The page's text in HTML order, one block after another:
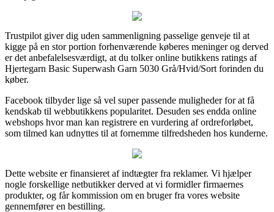
Trustpilot giver dig uden sammenligning passelige genveje til at
kigge på en stor portion forhenværende køberes meninger og derved
er det anbefalelsesværdigt, at du tolker online butikkens ratings af
Hjertegarn Basic Superwash Garn 5030 Grå/Hvid/Sort forinden du
køber.
Facebook tilbyder lige så vel super passende muligheder for at få
kendskab til webbutikkens popularitet. Desuden ses endda online
webshops hvor man kan registrere en vurdering af ordreforløbet,
som tilmed kan udnyttes til at fornemme tilfredsheden hos kunderne.
Dette website er finansieret af indtægter fra reklamer. Vi hjælper
nogle forskellige netbutikker derved at vi formidler firmaernes
produkter, og får kommission om en bruger fra vores website
gennemfører en bestilling.